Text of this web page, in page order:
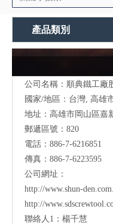
產品類別
公司名稱：順典鐵工廠
國家/地區：台灣, 高雄
地址：高雄市岡山區嘉
郵遞區號：820
電話：886-7-6216851
傳真：886-7-6223595
公司網址：
http://www.shun-
http://
聯絡人1：楊千慧